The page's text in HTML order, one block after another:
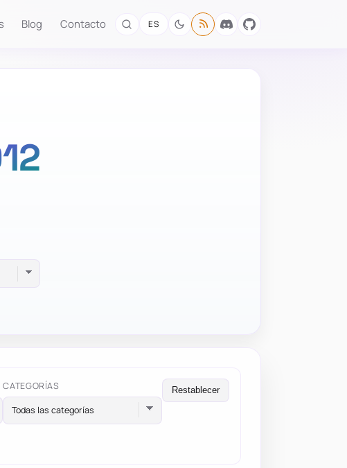
Blog Contacto ES
CATEGORÍAS
Todas las categorías
Restablecer